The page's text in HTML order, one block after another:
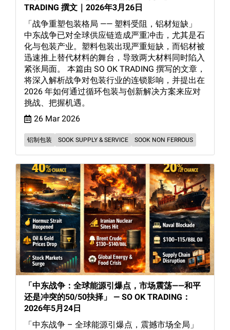
TRADING 撰文｜2026年3月26日
「战争重塑包装格局 —— 塑料受阻，铝材短缺」
中东战争已对全球供应链造成严重冲击，尤其是石
化与包装产业。塑料包装出现严重短缺，而铝材被
迅速推上替代材料的舞台，导致两大材料同时陷入
紧张局面。 本篇由 SO OK TRADING 撰写的文章，
将深入解析战争对包装行业的连锁影响，并提出在
2026 年如何通过循环包装与创新解决方案来应对
挑战、把握机遇。
26 Mar 2026
铝制包装 SOOK SUPPLY & SERVICE SOOK NON FERROUS
「中东战争：全球能源引爆点，市场震荡——和平
还是冲突的50/50抉择」 — SO OK TRADING：
2026年5月24日
「中东战争 – 全球能源引爆点，震撼市场全局」